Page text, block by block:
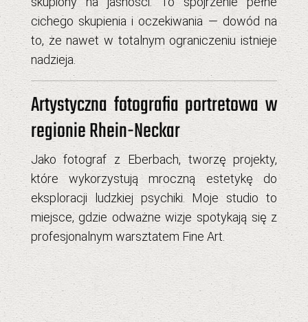
cichego skupienia i oczekiwania — dowód na
to, że nawet w totalnym ograniczeniu istnieje
nadzieja.
Artystyczna fotografia portretowa w
regionie Rhein-Neckar
Jakofotograf z Eberbach, tworzę projekty,
które wykorzystują mroczną estetykę do
eksploracji ludzkiej psychiki. Moje studio to
miejsce, gdzie odważne wizje spotykają się z
profesjonalnym warsztatem Fine Art.